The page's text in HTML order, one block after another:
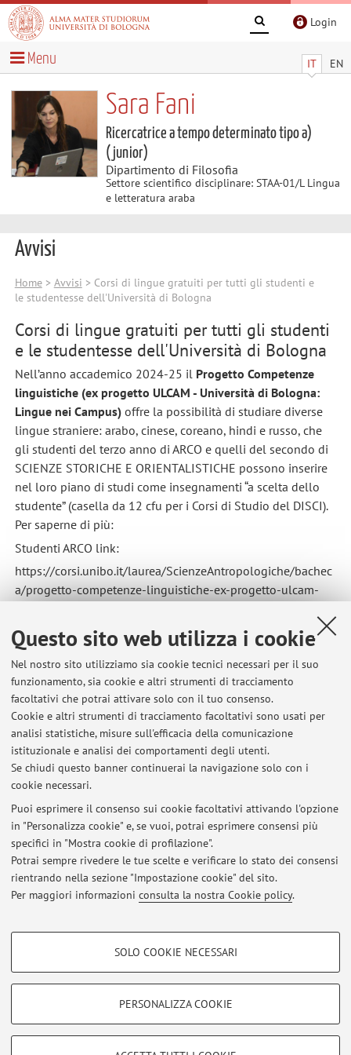
Questo sito web utilizza i cookie
Nel nostro sito utilizziamo sia cookie tecnici necessari per il suo
funzionamento, sia cookie e altri strumenti di tracciamento
facoltativi che potrai attivare solo con il tuo consenso.
Cookie e altri strumenti di tracciamento facoltativi sono usati per
analisi statistiche, misure sull'efficacia della comunicazione
istituzionale e analisi dei comportamenti degli utenti.
Se chiudi questo banner continuerai la navigazione solo con i
cookie necessari.
Puoi esprimere il consenso sui cookie facoltativi attivando l'opzione
in "Personalizza cookie" e, se vuoi, potrai esprimere consensi più
specifici in "Mostra cookie di profilazione".
Potrai sempre rivedere le tue scelte e verificare lo stato dei consensi
rientrando nella sezione "Impostazione cookie" del sito.
Per maggiori informazioni consulta la nostra Cookie policy.
COOKIE DI PROFILAZIONE - FACOLTATIVI
SOLO COOKIE NECESSARI
PERSONALIZZA COOKIE
Login
IT EN
Menu
Sara Fani
Ricercatrice a tempo determinato tipo a)
(junior)
Dipartimento di Filosofia
Settore scientifico disciplinare: STAA-01/L Lingua
e letteratura araba
Avvisi
Home> Avvisi > Corsi di lingue gratuiti per tutti gli studenti e
le studentesse dell'Università di Bologna
Corsi di lingue gratuiti per tutti gli studenti
e le studentesse dell'Università di Bologna
Nell’anno accademico 2024-25 il Progetto Competenze
linguistiche (ex progetto ULCAM - Università di Bologna:
Lingue nei Campus)offre la possibilità di studiare diverse
lingue straniere: arabo, cinese, coreano, hindi e russo, che
gli studenti del terzo anno di ARCO e quelli del secondo di
SCIENZE STORICHE E ORIENTALISTICHE possono inserire
nel loro piano di studi come insegnamenti “a scelta dello
studente” (casella da 12 cfu per i Corsi di Studio del DISCI).
Per saperne di più:
Studenti ARCO link:
https://corsi.unibo.it/laurea/ScienzeAntropologiche/bachec
a/progetto-competenze-linguistiche-ex-progetto-ulcam-
Studenti SSO link:
https://corsi.unibo.it/magistrale/ScienzeStoricheOrientalisti
che/bacheca/progetto-competenze-linguistiche-ex-
progetto-ulcam-universita-di-bologna-lingue-nei-campus
Pubblicato il: 02 ottobre 2024
Ultimi avvisi
Corsi di lingue gratuiti per tutti gli studenti e le studentesse
dell'Università di Bologna
Pubblicato il: 02 ottobre 2024
Area riservata
Accedi tramiteloginper gestire tutti i contenuti del sito.